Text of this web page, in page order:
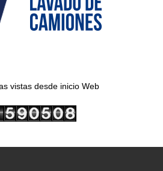
vistas desde inicio Web